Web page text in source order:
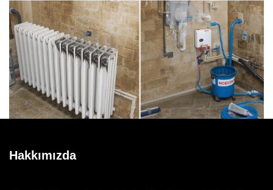
Hakkımızda